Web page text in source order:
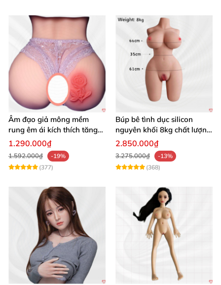
Âm đạo giả mông mềm
rung êm ái kích thích tăng
khoái cảm
1.290.000₫
1.592.000₫
-19%
(377)
Búp bê tình dục silicon
nguyên khối 8kg chất lượng
cao hấp dẫn
2.850.000₫
3.275.000₫
-13%
(368)